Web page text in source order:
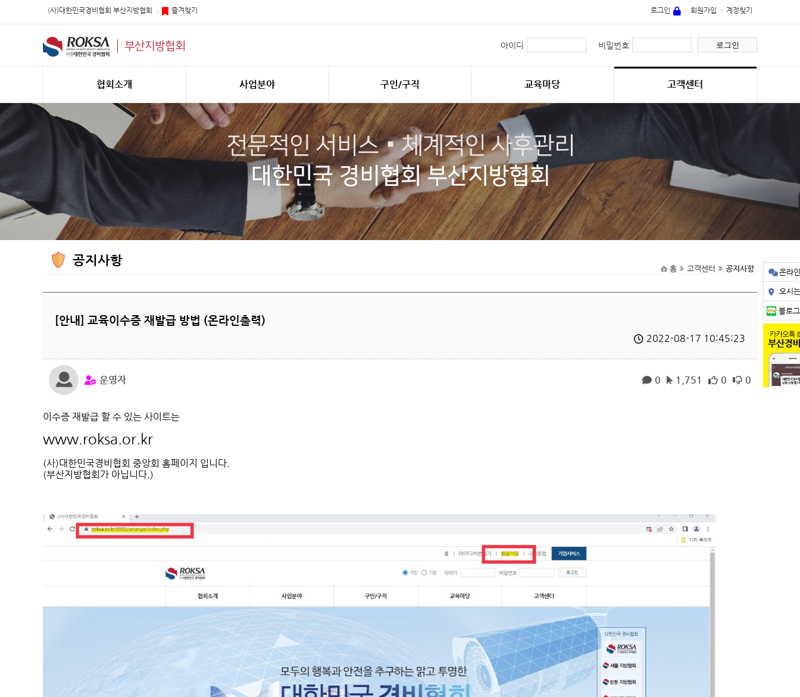
온라
오시
블로그
(사)대한민국경비협회 부산지방협회 즐겨찾기 로그인 회원가입 계정찾기
부산지방협회 아이디 비밀번호 로그인
협회소개 사업분야 구인/구직 교육마당 고객센터
공지사항
홈 고객센터 공지사항
[안내] 교육이수증 재발급 방법 (온라인출력)
2022-08-17 10:45:23
운영자 0 1,751 0 0
이수증 재발급 할 수 있는 사이트는
www.roksa.or.kr
(사)대한민국경비협회 중앙회 홈페이지 입니다.
(부산지방협회가 아닙니다.)